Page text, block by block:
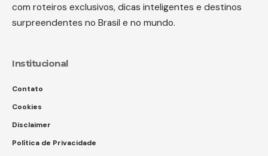
com roteiros exclusivos, dicas inteligentes e destinos
surpreendentes no Brasil e no mundo.
Institucional
Contato
Cookies
Disclaimer
Política de Privacidade